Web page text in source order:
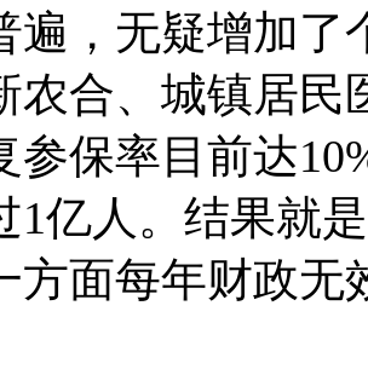
遍，无疑增加了
农合、城镇居民
参保率目前达
1亿人。结果就
方面每年财政无